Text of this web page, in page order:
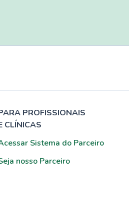
PROFISSIONAIS
CLÍNICAS
Sistema do Parceiro
nosso Parceiro